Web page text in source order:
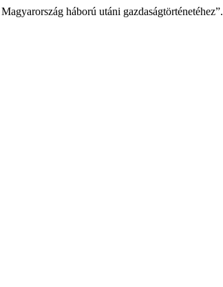
háború utáni gazdaságtörténetéhez”.